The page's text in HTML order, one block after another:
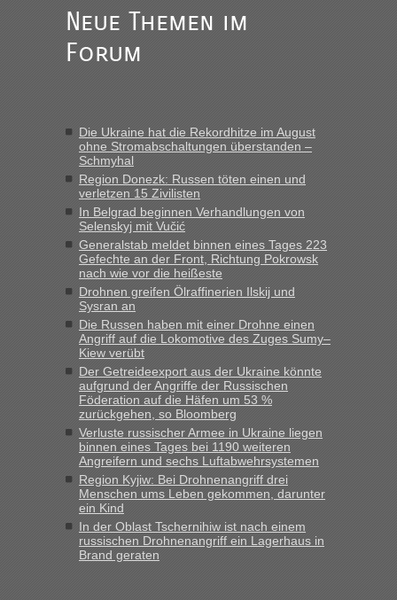
fast 11 Milliarden aufgedeckt
„Am besten wäre natürlich, wenn die Frau mit dabei ist.
Alleinreisende Männer stehen schließlich immer unter
Milliarden aufgedeckt
„Kein Zoll. Du musst an sich nur sagen dass das privat ist
und du nicht damit handeln willst. So lange das nicht
Originalverpackt ist und ersichlich das nicht neu sollte es
keine Probleme geben“
Recht, Visa und Dokumente • Deklaration
gebrauchter Kleidung beim Zoll
„Hallo Leute, ich weiß nicht, ob ich hier richtig bin mit meiner
Anfrage. Ich möchte 4 Umzugskartons mit gebrauchter
Straßen Kleidung bei der Einreise in die Ukraine
mitnehmen. Es ist gebrauchte Kleidung...“
Berichte und Reisetipps • Re: An welchem
Grenzübergang zwischen Polen und der Ukraine geht es am
schnellsten?
„Wir sind mit unserem Wohnmobil, wie geplant am Montag
15.6. in Krakovets rüber. Sehr zeitig los gegen 5 Uhr in der
Früh. Mit sehr sehr wenig Verkehr, super bis zur Grenze. Nur
8 PKW vor der Schranke....“
inBerichte und Reisetipps • Re: An welchem
Grenzübergang zwischen Polen und der Ukraine geht es am
schnellsten?
Neue Themen im
Forum
Die Ukraine hat die Rekordhitze im August
ohne Stromabschaltungen überstanden –
Schmyhal
Region Donezk: Russen töten einen und
verletzen 15 Zivilisten
In Belgrad beginnen Verhandlungen von
Selenskyj mit Vučić
Generalstab meldet binnen eines Tages 223
Gefechte an der Front, Richtung Pokrowsk
nach wie vor die heißeste
Drohnen greifen Ölraffinerien Ilskij und
Sysran an
Die Russen haben mit einer Drohne einen
Angriff auf die Lokomotive des Zuges Sumy–
Kiew verübt
Der Getreideexport aus der Ukraine könnte
aufgrund der Angriffe der Russischen
Föderation auf die Häfen um 53 %
zurückgehen, so Bloomberg
Verluste russischer Armee in Ukraine liegen
binnen eines Tages bei 1190 weiteren
Angreifern und sechs Luftabwehrsystemen
Region Kyjiw: Bei Drohnenangriff drei
Menschen ums Leben gekommen, darunter
ein Kind
In der Oblast Tschernihiw ist nach einem
russischen Drohnenangriff ein Lagerhaus in
Brand geraten